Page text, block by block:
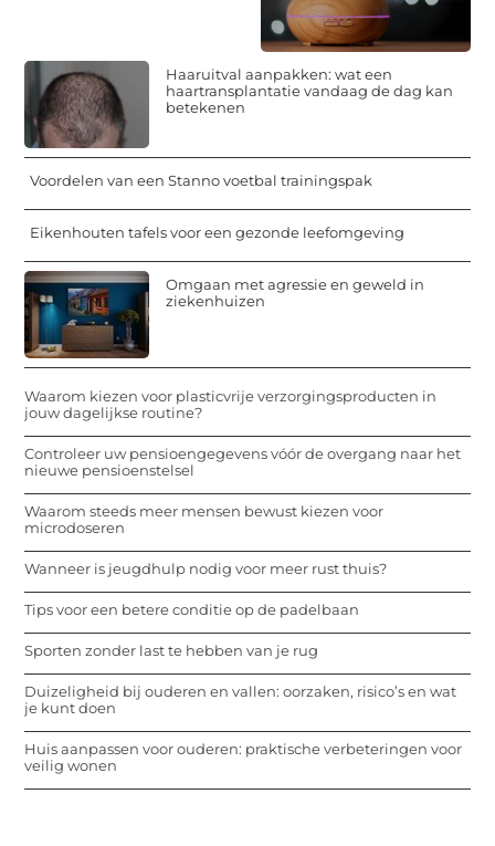
Haaruitval aanpakken: wat een
haartransplantatie vandaag de dag kan
betekenen
Voordelen van een Stanno voetbal trainingspak
Eikenhouten tafels voor een gezonde leefomgeving
Omgaan met agressie en geweld in
ziekenhuizen
Waarom kiezen voor plasticvrije verzorgingsproducten in
jouw dagelijkse routine?
Controleer uw pensioengegevens vóór de overgang naar het
nieuwe pensioenstelsel
Waarom steeds meer mensen bewust kiezen voor
microdoseren
Wanneer is jeugdhulp nodig voor meer rust thuis?
Tips voor een betere conditie op de padelbaan
Sporten zonder last te hebben van je rug
Duizeligheid bij ouderen en vallen: oorzaken, risico’s en wat
je kunt doen
Huis aanpassen voor ouderen: praktische verbeteringen voor
veilig wonen